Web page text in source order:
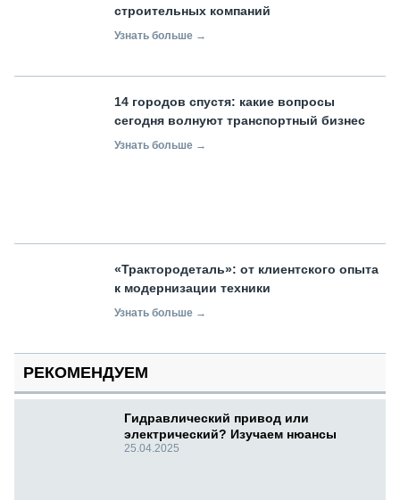
строительных компаний
Узнать больше →
14 городов спустя: какие вопросы
сегодня волнуют транспортный бизнес
Узнать больше →
«Трактородеталь»: от клиентского опыта
к модернизации техники
Узнать больше →
РЕКОМЕНДУЕМ
Гидравлический привод или
электрический? Изучаем нюансы
25.04.2025